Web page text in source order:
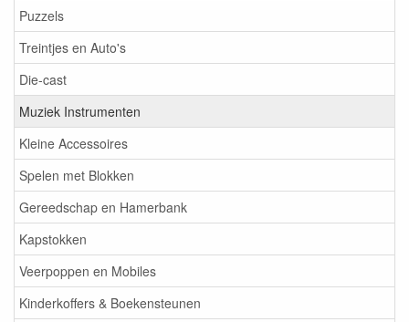
Puzzels
Treintjes en Auto's
Die-cast
Muziek Instrumenten
Kleine Accessoires
Spelen met Blokken
Gereedschap en Hamerbank
Kapstokken
Veerpoppen en Mobiles
Kinderkoffers & Boekensteunen